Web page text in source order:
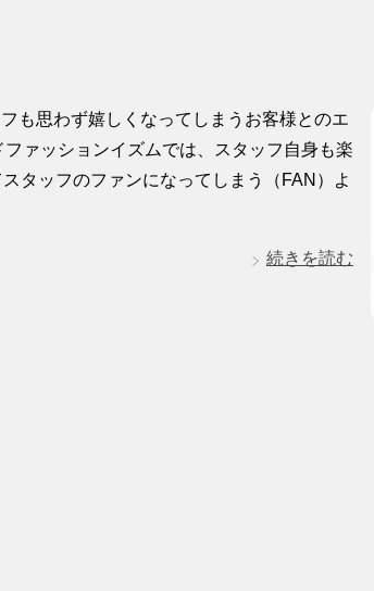
も思わず嬉しくなってしまうお客様とのエ
ァッションイズムでは、スタッフ自身も楽
タッフのファンになってしまう（FAN）よ
続きを読む